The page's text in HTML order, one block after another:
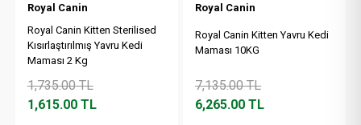
Royal Canin
Royal Canin Kitten Sterilised
Kısırlaştırılmış Yavru Kedi
Maması 2 Kg
1,735.00TL
1,615.00TL
Royal Canin
Royal Canin Kitten Yavru Kedi
Maması 10KG
7,135.00TL
6,265.00 TL